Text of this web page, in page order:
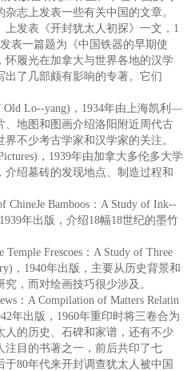
志上发表一些有关中国的文章。
上发表《开封犹太人初探》一文，1
表一篇题为《中国铁器的早期使
怀履光在加拿大与世界各地的汉学
了几部颇有影响的专著。它们
Lo--yang)，1934年由上海凯利—
、地图和图画介绍洛阳附近周代古
不少考古学家和汉学家的关注。
，1939年由加拿大多伦多大学
绍墓砖的发现地点、制造过程和
Bamboos：A Study of Ink--
年出版，介绍18幅18世纪的墨竹
Frescoes：A Study of Three
，1940年出版，主要从历史背景和
，而对绘画技巧很少涉及。
：A Compilation of Matters Relatin
年出版，1960年重印时将三卷合为
人的历史、石碑和家谱，还有不少
注目的书著之一，前后共印了七
80年代来开封调查犹太人被中国